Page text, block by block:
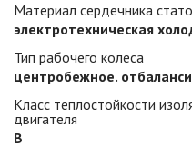
Материал сердечника
электротехническая
Тип рабочего колеса
центробежное.
Класс теплостойкости
двигателя
B